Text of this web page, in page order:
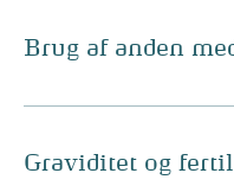
Brug af anden
Graviditet og